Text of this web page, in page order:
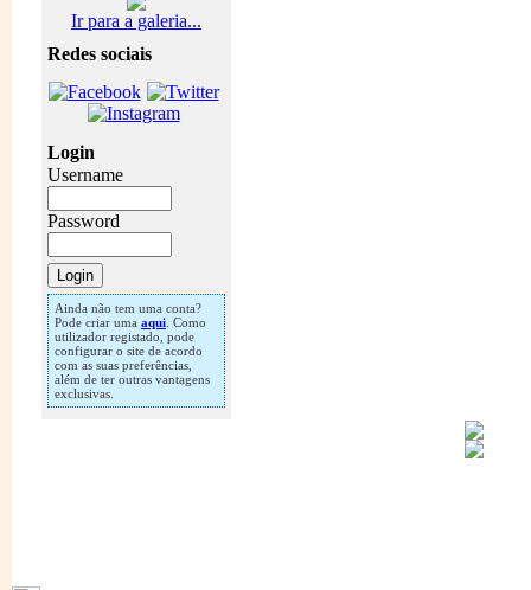
Ir para a galeria...
Redes sociais
Login
Username
Password
Ainda não tem uma conta?
Pode criar uma aqui . Como
utilizador registado, pode
configurar o site de acordo
com as suas preferências,
além de ter outras vantagens
exclusivas.